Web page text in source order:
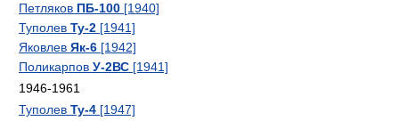
Петляков ПБ-100 [1940]
Туполев Ту-2 [1941]
Яковлев Як-6 [1942]
Поликарпов У-2ВС [1941]
1946-1961
Туполев Ту-4 [1947]